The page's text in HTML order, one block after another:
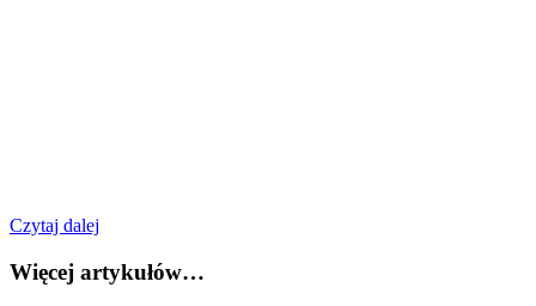
Czytaj dalej
Więcej artykułów…